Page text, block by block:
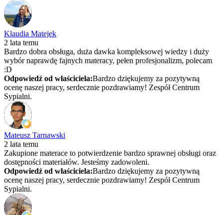
Klaudia Matejek
2 lata temu
Bardzo dobra obsługa, duża dawka kompleksowej wiedzy i duży
wybór naprawdę fajnych materacy, pełen profesjonalizm, polecam
:D
Odpowiedź od właściciela:Bardzo dziękujemy za pozytywną
ocenę naszej pracy, serdecznie pozdrawiamy! Zespół Centrum
Sypialni.
Mateusz Tarnawski
2 lata temu
Zakupione materace to potwierdzenie bardzo sprawnej obsługi oraz
dostępności materiałów. Jesteśmy zadowoleni.
Odpowiedź od właściciela:Bardzo dziękujemy za pozytywną
ocenę naszej pracy, serdecznie pozdrawiamy! Zespół Centrum
Sypialni.